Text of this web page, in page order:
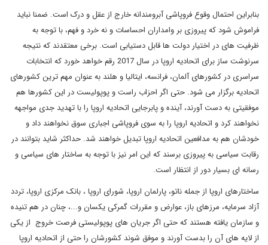
بنابراین احتمال وقوع فروپاشی آبرومندانه خارج از عقل و درک است. ضمنا نباید
فراموش شود که پیروزی بر وامداران احساسات و نه خرد و فهم، با توجه به
ظرفیت های در اختیار دولت ها قابل دستیابی است. برخی معتقدند که نتیجه
سرنوشت ساز برای اتحادیه اروپا در سال 2017 رقم خواهد خورد که انتخابات
سراسری در کشورهای آلمان، فرانسه، ایتالیا و هلند به عنوان مهم ترین کشورهای
اتحادیه برگزار می شود. حتی اگر احزاب راست و پوپولیست در این کشورها هم
موفقیتی به دست آورند، آینده و پابرجایی اتحادیه اروپا را با تهدید جدی مواجهه
نخواهند کرد و اتحادیه اروپا را به سوی فروپاشی اجباری سوق نخواهند داد و
خودشان هم به مدافعین اتحادیه اروپا تبدیل خواهند شد. حداکثر شاید بتوانند در
رقابت سیاسی به پیروزی برسند که این امر نیز با توجه به ساختار های سیاسی و
رسانه ای بسیار دور از انتظار است.
ساختارهای اروپا از جمله ناتو، پارلمان اروپا، شورای اروپا ، بانک مرکزی اروپا، تردد
آزاد سرمایه، مرزهای باز، عوارض و مقررات گمرکی یکسان و...، چنان در هم تنیده
و سازمان یافته هستند که حتی اگر جریان های پوپولیستی فرصت خروج از یکی
از لایه های آن را بدست آورند و موفق شوند کشورشان را حتی از اتحادیه اروپا